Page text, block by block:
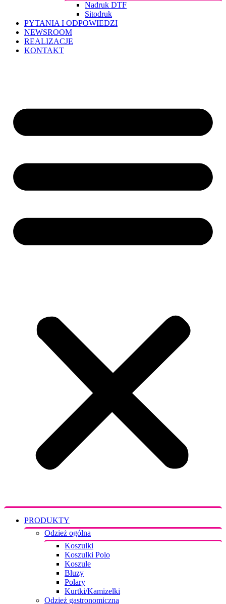
Nadruk DTF
Sitodruk
PYTANIA I ODPOWIEDZI
NEWSROOM
REALIZACJE
KONTAKT
PRODUKTY
Odzież ogólna
Koszulki
Koszulki Polo
Koszule
Bluzy
Polary
Kurtki/Kamizelki
Odzież gastronomiczna